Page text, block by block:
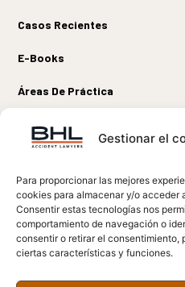
Gestionar el
Para proporcionar las mejores
cookies para almacenar y/o acceder
Consentir estas tecnologías nos
comportamiento de navegación o
consentir o retirar el consentimiento,
ciertas características y funciones.
Casos Recientes
E-Books
Áreas De Práctica
Sobre Nosotros
Conectar
DESCARGO DE RESPONSABILIDAD
web es solo para fines informativos.
tomarse como asesoramiento
información en este sitio no crea
resultados que hemos logrado no